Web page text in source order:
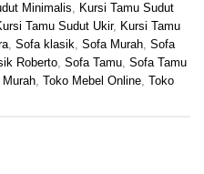
Minimalis, Kursi Tamu Sudut
Tamu Sudut Ukir, Kursi Tamu
, Sofa klasik, Sofa Murah, Sofa
Roberto, Sofa Tamu, Sofa Tamu
, Toko Mebel Online, Toko